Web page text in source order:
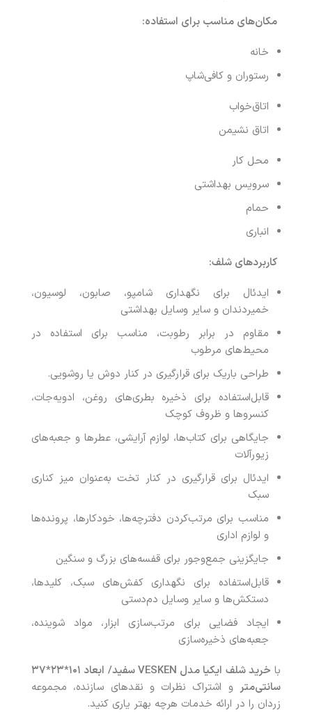
مکان‌های مناسب برای استفاده:
خانه
رستوران و کافی‌شاپ
اتاق‌خواب
اتاق نشیمن
محل کار
سرویس بهداشتی
حمام
انباری
کاربردهای شلف:
ایدئال برای نگهداری شامپو، صابون، لوسیون،
خمیردندان و سایر وسایل بهداشتی
مقاوم در برابر رطوبت، مناسب برای استفاده در
محیط‌های مرطوب
طراحی باریک برای قرارگیری در کنار دوش یا روشویی.
قابل‌استفاده برای ذخیره بطری‌های روغن، ادویه‌جات،
کنسروها و ظروف کوچک
جایگاهی برای کتاب‌ها، لوازم آرایشی، عطرها و جعبه‌های
زیورآلات
ایدئال برای قرارگیری در کنار تخت به‌عنوان میز کناری
سبک
مناسب برای مرتب‌کردن دفترچه‌ها، خودکارها، پرونده‌ها
و لوازم اداری
جایگزینی جمع‌وجور برای قفسه‌های بزرگ و سنگین
قابل‌استفاده برای نگهداری کفش‌های سبک، کلیدها،
دستکش‌ها و سایر وسایل دم‌دستی
ایجاد فضایی برای مرتب‌سازی ابزار، مواد شوینده،
جعبه‌های ذخیره‌سازی
با خریدشلف ایکیا مدل VESKEN
سفید/ ابعاد ۱۰۱*۲۳*۳۷
سانتی‌متر و اشتراک نظرات و نقدهای سازنده، مجموعه
زردان را در ارائه خدمات هرچه بهتر یاری کنید.